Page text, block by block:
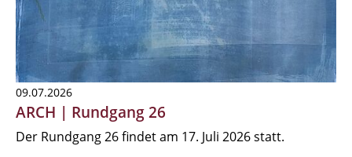
09.07.2026
ARCH | Rundgang 26
Der Rundgang 26 findet am 17. Juli 2026 statt.